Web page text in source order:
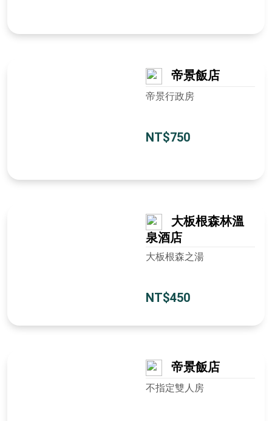
帝景飯店
帝景行政房
NT$750
大板根森林溫
泉酒店
大板根森之湯
NT$450
帝景飯店
不指定雙人房